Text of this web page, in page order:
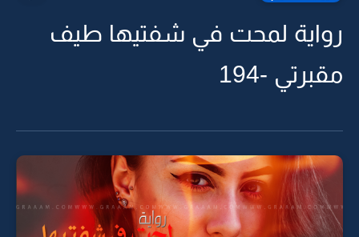
رواية لمحت في شفتيها طيف
مقبرتي -194